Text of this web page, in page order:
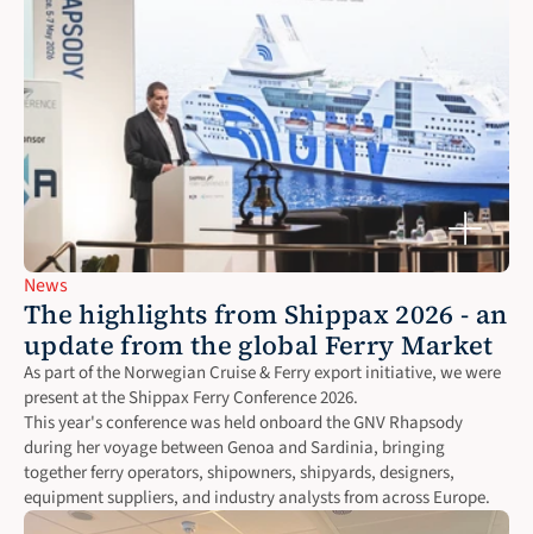
News
The highlights from Shippax 2026 - an
update from the global Ferry Market
As part of the Norwegian Cruise & Ferry export initiative, we were
present at the Shippax Ferry Conference 2026.
This year's conference was held onboard the GNV Rhapsody
during her voyage between Genoa and Sardinia, bringing
together ferry operators, shipowners, shipyards, designers,